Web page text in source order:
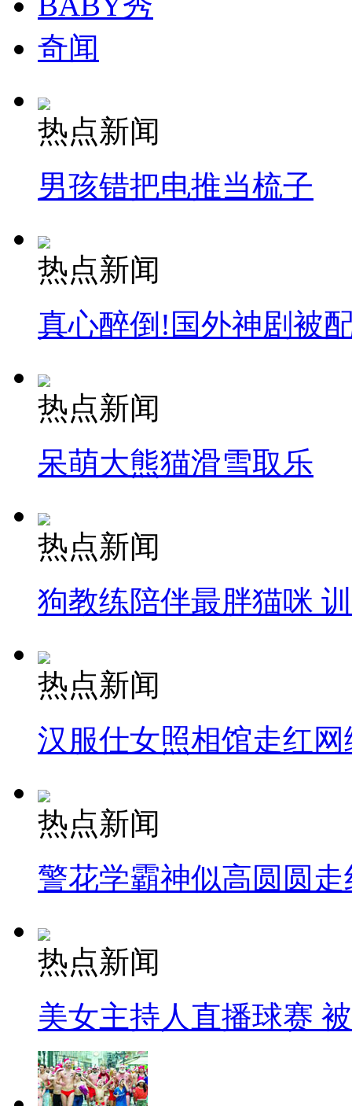
奇闻
热点新闻
男孩错把电推当梳子
热点新闻
真心醉倒!国外神剧被
热点新闻
呆萌大熊猫滑雪取乐
热点新闻
狗教练陪伴最胖猫咪
热点新闻
汉服仕女照相馆走红网
热点新闻
警花学霸神似高圆圆走
热点新闻
美女主持人直播球赛